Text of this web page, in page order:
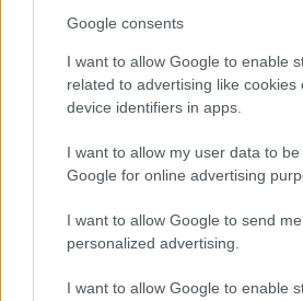
Google consents
I want to allow Google to enable
related to advertising like cookies
device identifiers in apps.
I want to allow my user data to
Google for online advertising
I want to allow Google to send me
personalized advertising.
I want to allow Google to enable
for Greening the Financial
oltre 140 banche centrali, ha
scenario di «mondo serra»
fisico SSP5-8.5 negli stress
d’Inghilterra, dallaReserve
, dalla Banque de
Reserve statunitense.
L’abbandono degli scenari